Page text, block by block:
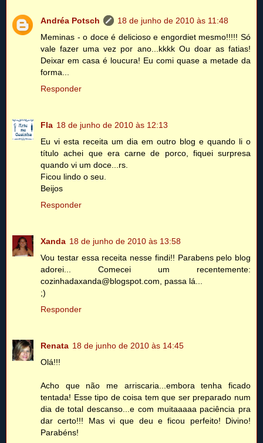
Andréa Potsch
18 de junho de 2010 às 11:48
Meminas - o doce é delicioso e engordiet mesmo!!!!! Só
vale fazer uma vez por ano...kkkk Ou doar as fatias!
Deixar em casa é loucura! Eu comi quase a metade da
forma...
Responder
Fla 18 de junho de 2010 às 12:13
Eu vi esta receita um dia em outro blog e quando li o
título achei que era carne de porco, fiquei surpresa
quando vi um doce...rs.
Ficou lindo o seu.
Beijos
Responder
Xanda 18 de junho de 2010 às 13:58
Vou testar essa receita nesse findi!! Parabens pelo blog
adorei... Comecei um recentemente:
cozinhadaxanda@blogspot.com, passa lá...
;)
Responder
Renata 18 de junho de 2010 às 14:45
Olá!!!
Acho que não me arriscaria...embora tenha ficado
tentada! Esse tipo de coisa tem que ser preparado num
dia de total descanso...e com muitaaaaa paciência pra
dar certo!!! Mas vi que deu e ficou perfeito! Divino!
Parabéns!